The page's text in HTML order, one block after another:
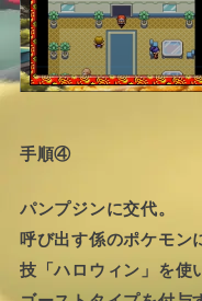
手順④
パンプジンに交代。
呼び出す係のポケモン
技「ハロウィン」を使